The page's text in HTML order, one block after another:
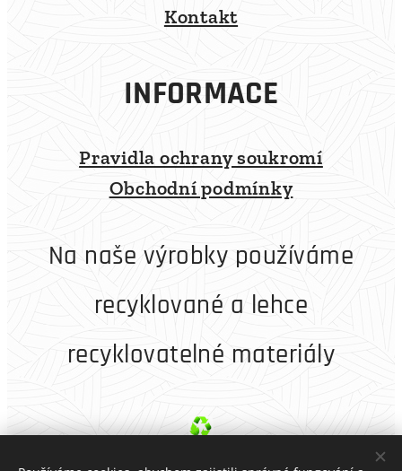
Kontakt
INFORMACE
Pravidla ochrany soukromí
Obchodní podmínky
Na naše výrobky používáme
recyklované a lehce
recyklovatelné materiály